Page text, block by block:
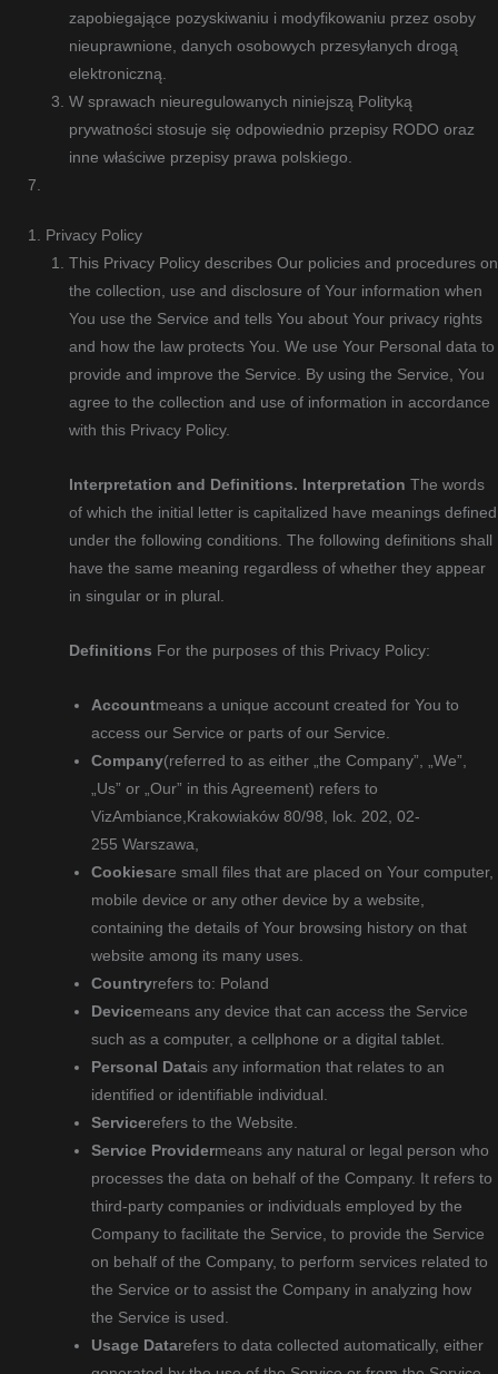
zapobiegające pozyskiwaniu i modyfikowaniu przez osoby
nieuprawnione, danych osobowych przesyłanych drogą
elektroniczną.
W sprawach nieuregulowanych niniejszą Polityką
prywatności stosuje się odpowiednio przepisy RODO oraz
inne właściwe przepisy prawa polskiego.
Privacy Policy
This Privacy Policy describes Our policies and procedures on
the collection, use and disclosure of Your information when
You use the Service and tells You about Your privacy rights
and how the law protects You. We use Your Personal data to
provide and improve the Service. By using the Service, You
agree to the collection and use of information in accordance
with this Privacy Policy.
Interpretation and Definitions. Interpretation The words
of which the initial letter is capitalized have meanings defined
under the following conditions. The following definitions shall
have the same meaning regardless of whether they appear
in singular or in plural.
Definitions For the purposes of this Privacy Policy:
Accountmeans a unique account created for You to
access our Service or parts of our Service.
Company(referred to as either „the Company”, „We”,
„Us” or „Our” in this Agreement) refers to
VizAmbiance,Krakowiaków 80/98, lok. 202, 02-
255 Warszawa,
Cookiesare small files that are placed on Your computer,
mobile device or any other device by a website,
containing the details of Your browsing history on that
website among its many uses.
Countryrefers to: Poland
Devicemeans any device that can access the Service
such as a computer, a cellphone or a digital tablet.
Personal Datais any information that relates to an
identified or identifiable individual.
Servicerefers to the Website.
Service Providermeans any natural or legal person who
processes the data on behalf of the Company. It refers to
third-party companies or individuals employed by the
Company to facilitate the Service, to provide the Service
on behalf of the Company, to perform services related to
the Service or to assist the Company in analyzing how
the Service is used.
Usage Datarefers to data collected automatically, either